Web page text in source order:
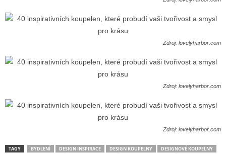
Zdroj: lovelyharbor.com
Zdroj: lovelyharbor.com
Zdroj: lovelyharbor.com
TAGY BYDLENÍ DESIGN INSPIRACE DESIGN KOUPELNY
DESIGNOVÉ KOUPELNY